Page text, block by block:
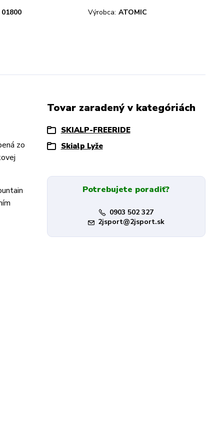
01800 Výrobca: ATOMIC
zo
Tovar zaradený v kategóriách
SKIALP-FREERIDE
Skialp Lyže
Potrebujete poradiť?
0903 502 327
2jsport@2jsport.sk